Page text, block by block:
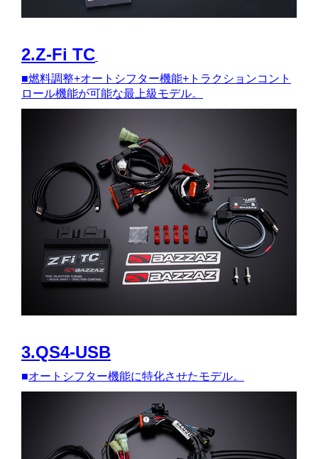
2.Z-Fi TC
■燃料調整+オートシフター機能+トラクションコント
ロール機能が可能な最上級モデル。
3.QS4-USB
■オートシフター機能に特化させたモデル。